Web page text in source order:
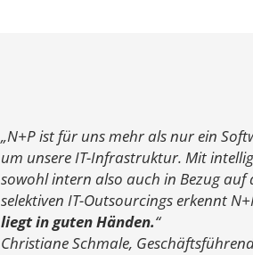
„N+P ist für uns mehr als nur ein
um unsere IT-Infrastruktur. Mit
sowohl intern also auch in Bezug
selektiven IT-Outsourcings erkennt
liegt in guten Händen.“
Christiane Schmale,